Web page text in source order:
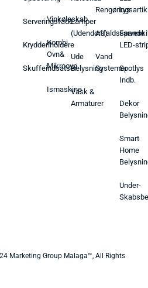
Serveringsfade
Krydderiholdere
Skuffeindsatser
Vinkøleskab
Kombi
Ovn&
Mikroovn
Ismaskine
Lamper
(Udendørs)
Ude
Belysning
Vask &
Armaturer
Affaldsspande
Vand
Systemer
Lys
LED-
Spotlys
Indb.
Dekor
Smart
Home
Under-
Marketing Group Malaga™, All Rights